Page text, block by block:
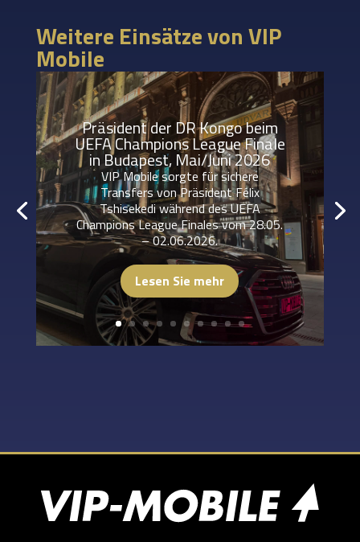
Weitere Einsätze von VIP
Mobile
Präsident der DR Kongo beim
UEFA Champions League Finale
in Budapest, Mai/Juni 2026
VIP Mobile sorgte für sichere
Transfers von Präsident Félix
Tshisekedi während des UEFA
Champions League Finales vom 28.05.
– 02.06.2026.
Lesen Sie mehr